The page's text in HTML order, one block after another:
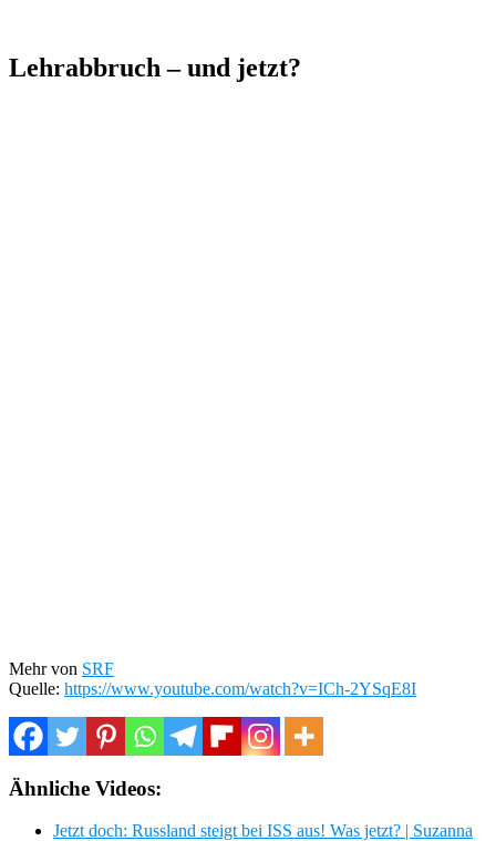
Lehrabbruch – und jetzt?
Mehr von SRF
Quelle: https://www.youtube.com/watch?v=ICh-2YSqE8I
Ähnliche Videos:
Jetzt doch: Russland steigt bei ISS aus! Was jetzt? | Suzanna